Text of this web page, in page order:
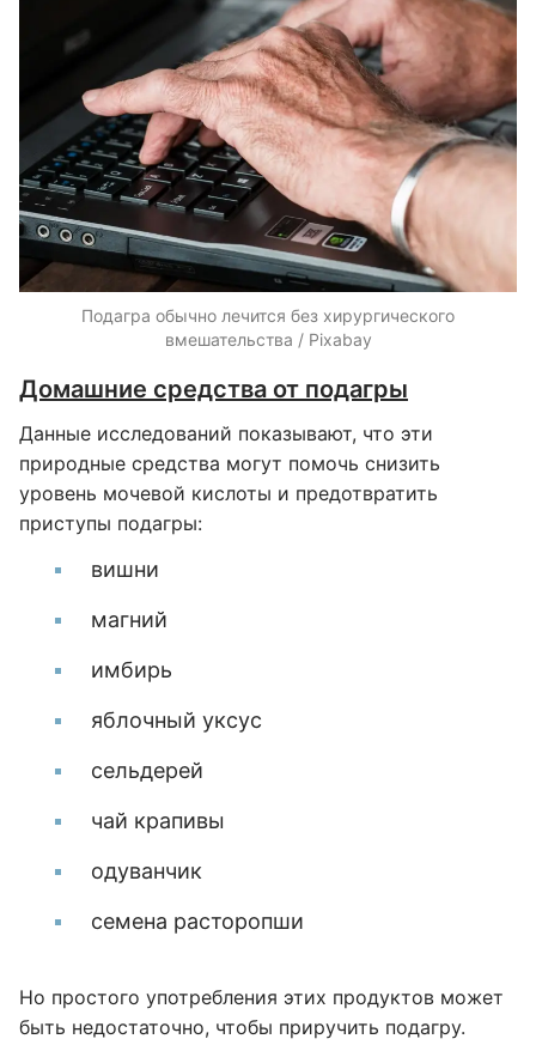
Подагра обычно лечится без хирургического
вмешательства / Pixabay
Домашние средства от подагры
Данные исследований показывают, что эти
природные средства могут помочь снизить
уровень мочевой кислоты и предотвратить
приступы подагры:
вишни
магний
имбирь
яблочный уксус
сельдерей
чай крапивы
одуванчик
семена расторопши
Но простого употребления этих продуктов может
быть недостаточно, чтобы приручить подагру.